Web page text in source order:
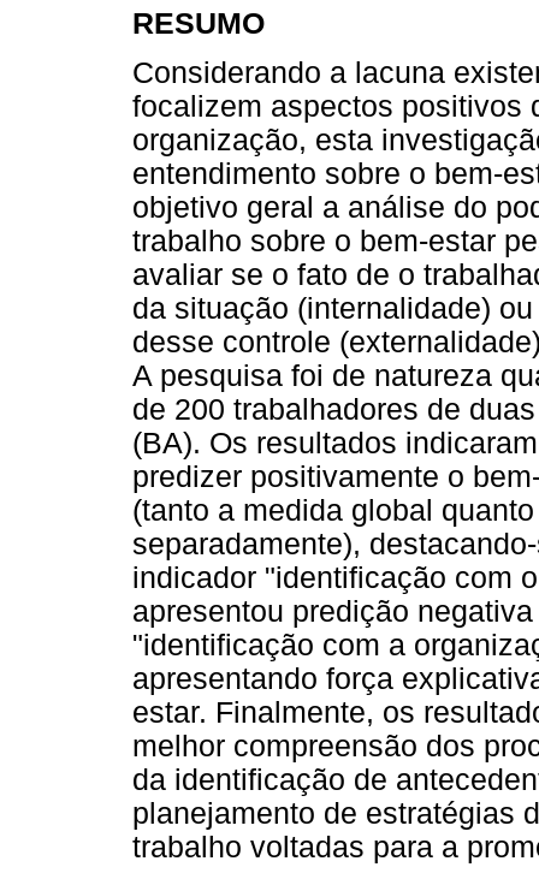
RESUMO
Considerando a lacuna
focalizem aspectos positivos
organização, esta
entendimento sobre o bem-
objetivo geral a análise do
trabalho sobre o bem-estar
avaliar se o fato de o
da situação (internalidade)
desse controle
A pesquisa foi de natureza
de 200 trabalhadores de
(BA). Os resultados
predizer positivamente o
(tanto a medida global
separadamente),
indicador "identificação com
apresentou predição
"identificação com a
apresentando força
estar. Finalmente, os
melhor compreensão dos
da identificação de
planejamento de estratégias
trabalho voltadas para a